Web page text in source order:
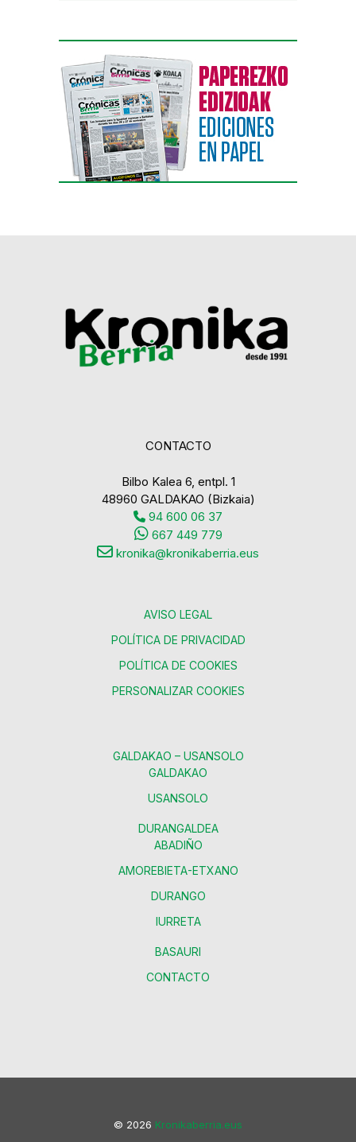
CONTACTO
Bilbo Kalea 6, entpl. 1
48960 GALDAKAO (Bizkaia)
94 600 06 37
667 449 779
kronika@kronikaberria.eus
AVISO LEGAL
POLÍTICA DE PRIVACIDAD
POLÍTICA DE COOKIES
PERSONALIZAR COOKIES
GALDAKAO – USANSOLO
GALDAKAO
USANSOLO
DURANGALDEA
ABADIÑO
AMOREBIETA-ETXANO
DURANGO
IURRETA
BASAURI
CONTACTO
© 2026 Kronikaberria.eus